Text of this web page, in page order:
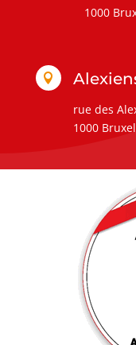
1000

rue des
1000